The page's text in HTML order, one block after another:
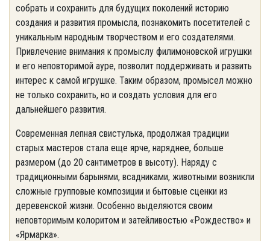
собрать и сохранить для будущих поколений историю
создания и развития промысла, познакомить посетителей с
уникальным народным творчеством и его создателями.
Привлечение внимания к промыслу филимоновской игрушки
и его неповторимой ауре, позволит поддерживать и развить
интерес к самой игрушке. Таким образом, промысел можно
не только сохранить, но и создать условия для его
дальнейшего развития.
Современная лепная свистулька, продолжая традиции
старых мастеров стала еще ярче, наряднее, больше
размером (до 20 сантиметров в высоту). Наряду с
традиционными барынями, всадниками, животными возникли
сложные групповые композиции и бытовые сценки из
деревенской жизни. Особенно выделяются своим
неповторимым колоритом и затейливостью «Рождество» и
«Ярмарка».